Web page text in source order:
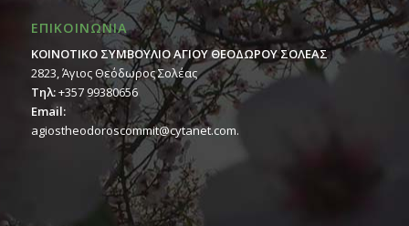
ΕΠΙΚΟΙΝΩΝΙΑ
ΚΟΙΝΟΤΙΚΟ ΣΥΜΒΟΥΛΙΟ ΑΓΙΟΥ ΘΕΟΔΩΡΟΥ ΣΟΛΕΑΣ
2823, Άγιος Θεόδωρος Σολέας
Τηλ:+357 99380656
Email:
agiostheodoroscommit@cytanet.com.